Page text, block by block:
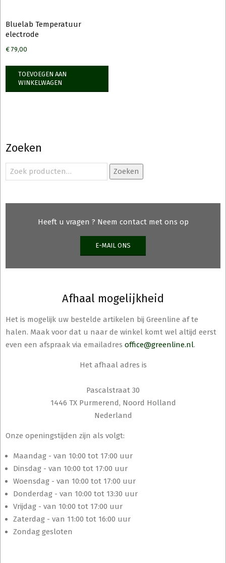
Bluelab Temperatuur
electrode
€ 79,00
TOEVOEGEN AAN
WINKELWAGEN
Zoeken
Zoeken
naar:
Zoeken
Heeft u vragen ? Neem contact met ons op
E-MAIL ONS
Afhaal mogelijkheid
Het is mogelijk uw bestelde artikelen bij Greenline af te
halen. Maak voor dat u naar de winkel komt wel altijd eerst
even een afspraak via emailadres office@greenline.nl.
Het afhaal adres is
Pascalstraat 30
1446 TX Purmerend, Noord Holland
Nederland
Onze openingstijden zijn als volgt:
Maandag - van 10:00 tot 17:00 uur
Dinsdag - van 10:00 tot 17:00 uur
Woensdag - van 10:00 tot 17:00 uur
Donderdag - van 10:00 tot 13:30 uur
Vrijdag - van 10:00 tot 17:00 uur
Zaterdag - van 11:00 tot 16:00 uur
Zondag gesloten